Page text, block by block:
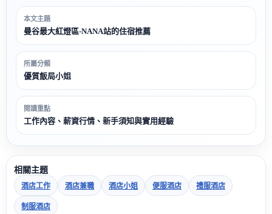
本文主題
曼谷最大紅燈區-NANA站的住宿推薦
所屬分類
優質飯局小姐
閱讀重點
工作內容、薪資行情、新手須知與實用經驗
相關主題
酒店工作 酒店兼職 酒店小姐 便服酒店 禮服酒店
制服酒店